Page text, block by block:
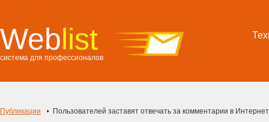
Weblist
система для профессионалов
Публикации Пользователей заставят отвечать за комментарии в